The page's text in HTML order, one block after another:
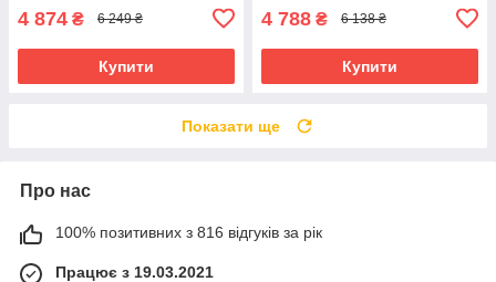
4 874 ₴ 6 249 ₴
Купити
4 788 ₴ 6 138 ₴
Купити
Показати ще
Про нас
100% позитивних з 816 відгуків за рік
Працює з 19.03.2021